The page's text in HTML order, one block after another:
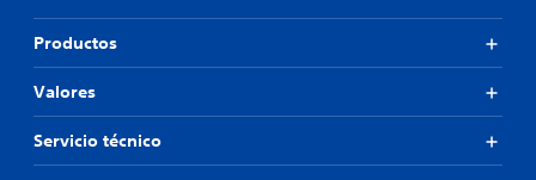
Productos
Valores
Servicio técnico